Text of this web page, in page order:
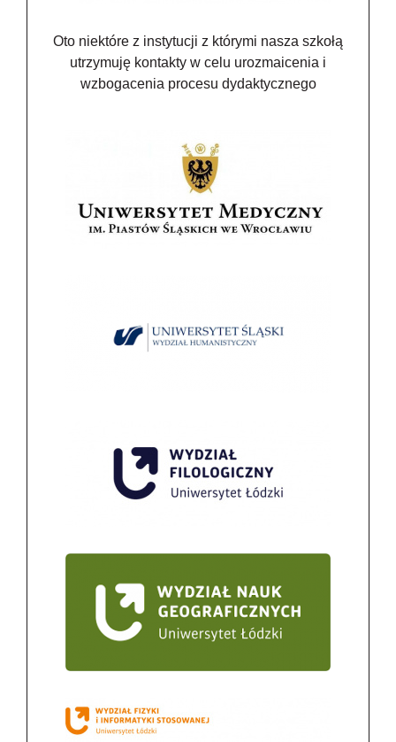
Oto niektóre z instytucji z którymi nasza szkołą
utrzymuję kontakty w celu urozmaicenia i
wzbogacenia procesu dydaktycznego